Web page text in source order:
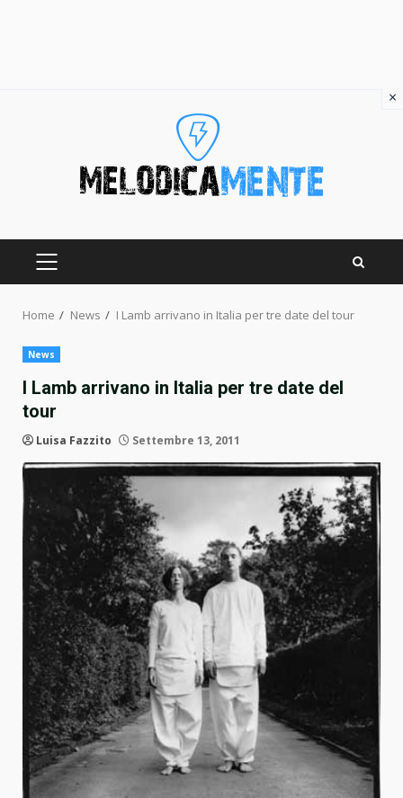
PRIMARY
Home News I Lamb arrivano in Italia per tre date del tour
News
I Lamb arrivano in Italia per tre date del
tour
Luisa Fazzito Settembre 13, 2011
×